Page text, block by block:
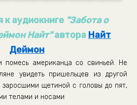
к аудиокниге "Забота о
Найт"автора Найт
Деймон
помесь американца со свиньей. Не
увидеть пришельцев из другой
щетиной с головы до пят,
телами и носами